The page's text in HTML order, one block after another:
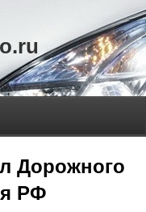
Дорожного
РФ